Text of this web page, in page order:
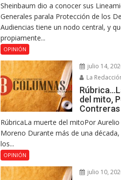
Sheinbaum dio a conocer sus
Generales parala Protección de los
Audiencias tiene un nodo central, y
propiamente...
OPINIÓN
julio 14,
La
del mito,
RúbricaLa muerte del mitoPor
Moreno Durante más de una
los...
OPINIÓN
julio 10,